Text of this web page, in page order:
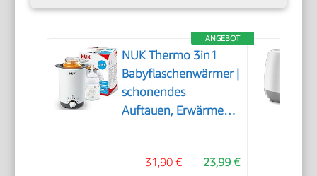
ANGEBOT
NUK Thermo 3in1
Babyflaschenwärmer |
schonendes
Auftauen, Erwärmen
breiförmiger Nahrung
23,99 €
31,90 €